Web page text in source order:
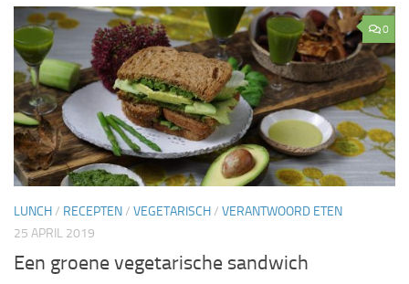
0
LUNCH/ RECEPTEN/ VEGETARISCH/ VERANTWOORD ETEN
25 APRIL 2019
Een groene vegetarische sandwich